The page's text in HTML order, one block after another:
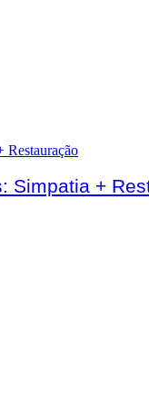
Simpatia +